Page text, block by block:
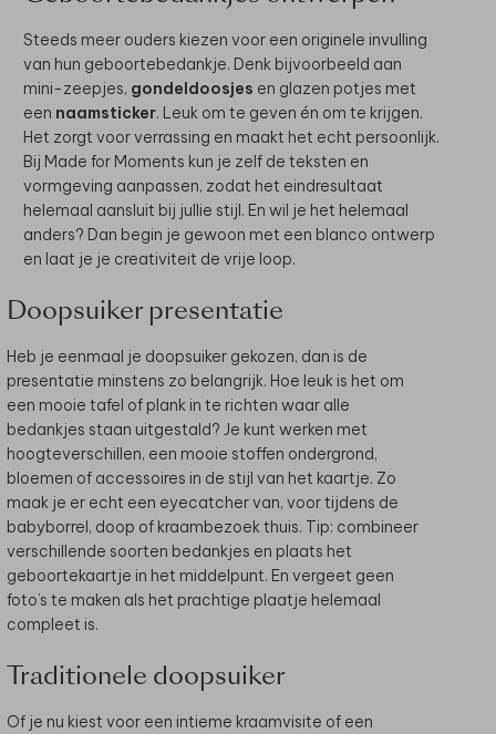
Steeds meer ouders kiezen voor een originele invulling
van hun geboortebedankje. Denk bijvoorbeeld aan
mini-zeepjes, gondeldoosjes en glazen potjes met
een naamsticker. Leuk om te geven én om te krijgen.
Het zorgt voor verrassing en maakt het echt persoonlijk.
Bij Made for Moments kun je zelf de teksten en
vormgeving aanpassen, zodat het eindresultaat
helemaal aansluit bij jullie stijl. En wil je het helemaal
anders? Dan begin je gewoon met een blanco ontwerp
en laat je je creativiteit de vrije loop.
Doopsuiker presentatie
Heb je eenmaal je doopsuiker gekozen, dan is de
presentatie minstens zo belangrijk. Hoe leuk is het om
een mooie tafel of plank in te richten waar alle
bedankjes staan uitgestald? Je kunt werken met
hoogteverschillen, een mooie stoffen ondergrond,
bloemen of accessoires in de stijl van het kaartje. Zo
maak je er echt een eyecatcher van, voor tijdens de
babyborrel, doop of kraambezoek thuis. Tip: combineer
verschillende soorten bedankjes en plaats het
geboortekaartje in het middelpunt. En vergeet geen
foto’s te maken als het prachtige plaatje helemaal
compleet is.
Traditionele doopsuiker
Of je nu kiest voor een intieme kraamvisite of een